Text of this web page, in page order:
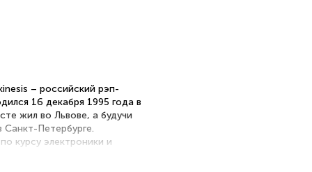
– российский рэп-
16 декабря 1995 года в
жил во Львове, а будучи
Петербурге.
курсу электроники и